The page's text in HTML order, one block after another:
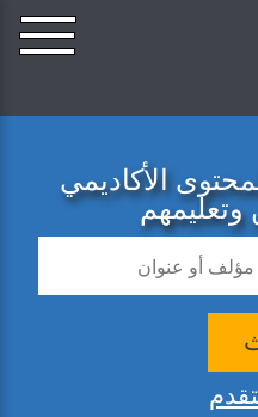
الأكاديمي